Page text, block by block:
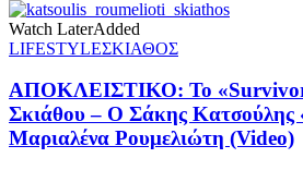
Watch LaterAdded
LIFESTYLEΣΚΙΑΘΟΣ
ΑΠΟΚΛΕΙΣΤΙΚΟ: Το
Σκιάθου – Ο Σάκης Κατσούλης
Μαριαλένα Ρουμελιώτη (Video)